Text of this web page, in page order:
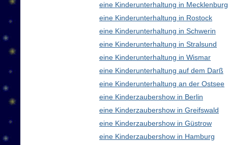
eine Kinderunterhaltung in
eine Kinderunterhaltung in Rostock
eine Kinderunterhaltung in Schwerin
eine Kinderunterhaltung in Stralsund
eine Kinderunterhaltung in Wismar
eine Kinderunterhaltung auf dem Darß
eine Kinderunterhaltung an der Ostsee
eine Kinderzaubershow in Berlin
eine Kinderzaubershow in Greifswald
eine Kinderzaubershow in Güstrow
eine Kinderzaubershow in Hamburg